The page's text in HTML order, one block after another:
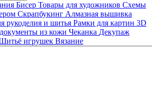
Бисер Товары для художников Схемы
Скрапбукинг Алмазная вышивка
рукоделия и шитья Рамки для картин 3D
из кожи Чеканка Декупаж
игрушек Вязание